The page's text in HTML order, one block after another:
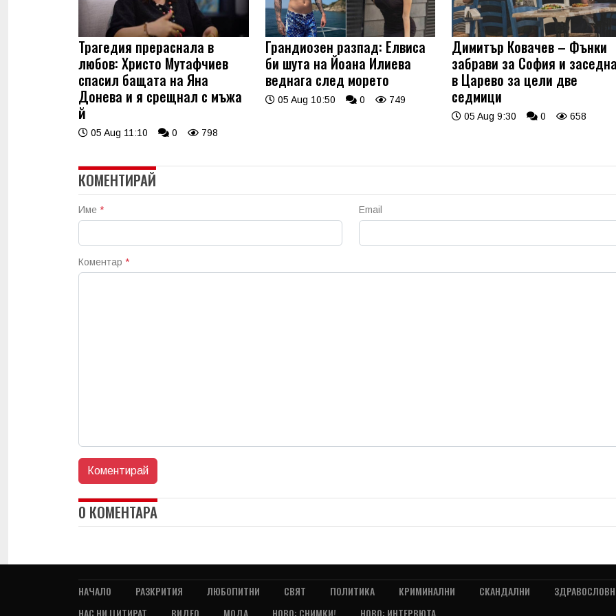
Трагедия прераснала в
любов: Христо Мутафчиев
спасил бащата на Яна
Донева и я срещнал с мъжа
й
05 Aug 11:10 0 798
Грандиозен разпад: Елвиса
би шута на Йоана Илиева
веднага след морето
05 Aug 10:50 0 749
Димитър Ковачев – Фънки
забрави за София и
в Царево за цели две
седмици
05 Aug 9:30 0 658
КОМЕНТИРАЙ
Име * Email
Коментар *
0 КОМЕНТАРА
НАЧАЛО РАЗКРИТИЯ ЛЮБОПИТНИ СВЯТ ПОЛИТИКА КРИМИНАЛНИ СКАНДАЛНИ
НАС НИ ЦИТИРАТ
ВИДЕО МОДА НОВО: СНИМКИ! НОВО: ИНТЕРВЮТА